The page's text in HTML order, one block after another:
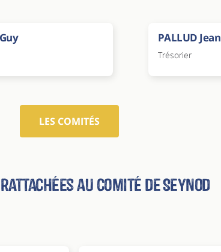
PALLUD Jean
Trésorier
LES COMITÉS
au comité de Seynod